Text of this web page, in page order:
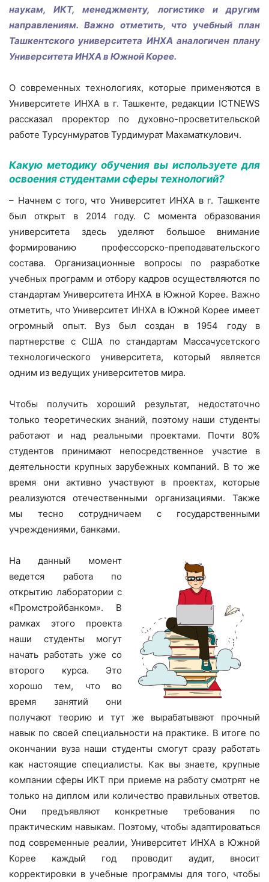
наукам, ИКТ, менеджменту, логистике и другим
направлениям. Важно отметить, что учебный план
Ташкентского университета ИНХА аналогичен плану
Университета ИНХА в Южной Корее.
О современных технологиях, которые применяются в
Университете ИНХА в г. Ташкенте, редакции ICTNEWS
рассказал проректор по духовно-просветительской
работе Турсунмуратов Турдимурат Махаматкулович.
Какую методику обучения вы используете для
освоения студентами сферы технологий?
– Начнем с того, что Университет ИНХА в г. Ташкенте
был открыт в 2014 году. С момента образования
университета здесь уделяют большое внимание
формированию профессорско-преподавательского
состава. Организационные вопросы по разработке
учебных программ и отбору кадров осуществляются по
стандартам Университета ИНХА в Южной Корее. Важно
отметить, что Университет ИНХА в Южной Корее имеет
огромный опыт. Вуз был создан в 1954 году в
партнерстве с США по стандартам Массачусетского
технологического университета, который является
одним из ведущих университетов мира.
Чтобы получить хороший результат, недостаточно
только теоретических знаний, поэтому наши студенты
работают и над реальными проектами. Почти 80%
студентов принимают непосредственное участие в
деятельности крупных зарубежных компаний. В то же
время они активно участвуют в проектах, которые
реализуются отечественными организациями. Также
мы тесно сотрудничаем с государственными
учреждениями, банками.
На данный момент
ведется работа по
открытию лаборатории с
«Промстройбанком». В
рамках этого проекта
наши студенты могут
начать работать уже со
второго курса. Это
хорошо тем, что во
время занятий они
получают теорию и тут же вырабатывают прочный
навык по своей специальности на практике. В итоге по
окончании вуза наши студенты смогут сразу работать
как настоящие специалисты. Как вы знаете, крупные
компании сферы ИКТ при приеме на работу смотрят не
только на диплом или количество правильных ответов.
Они предъявляют конкретные требования по
практическим навыкам. Поэтому, чтобы адаптироваться
под современные реалии, Университет ИНХА в Южной
Корее каждый год проводит аудит, вносит
корректировки в учебные программы для того, чтобы